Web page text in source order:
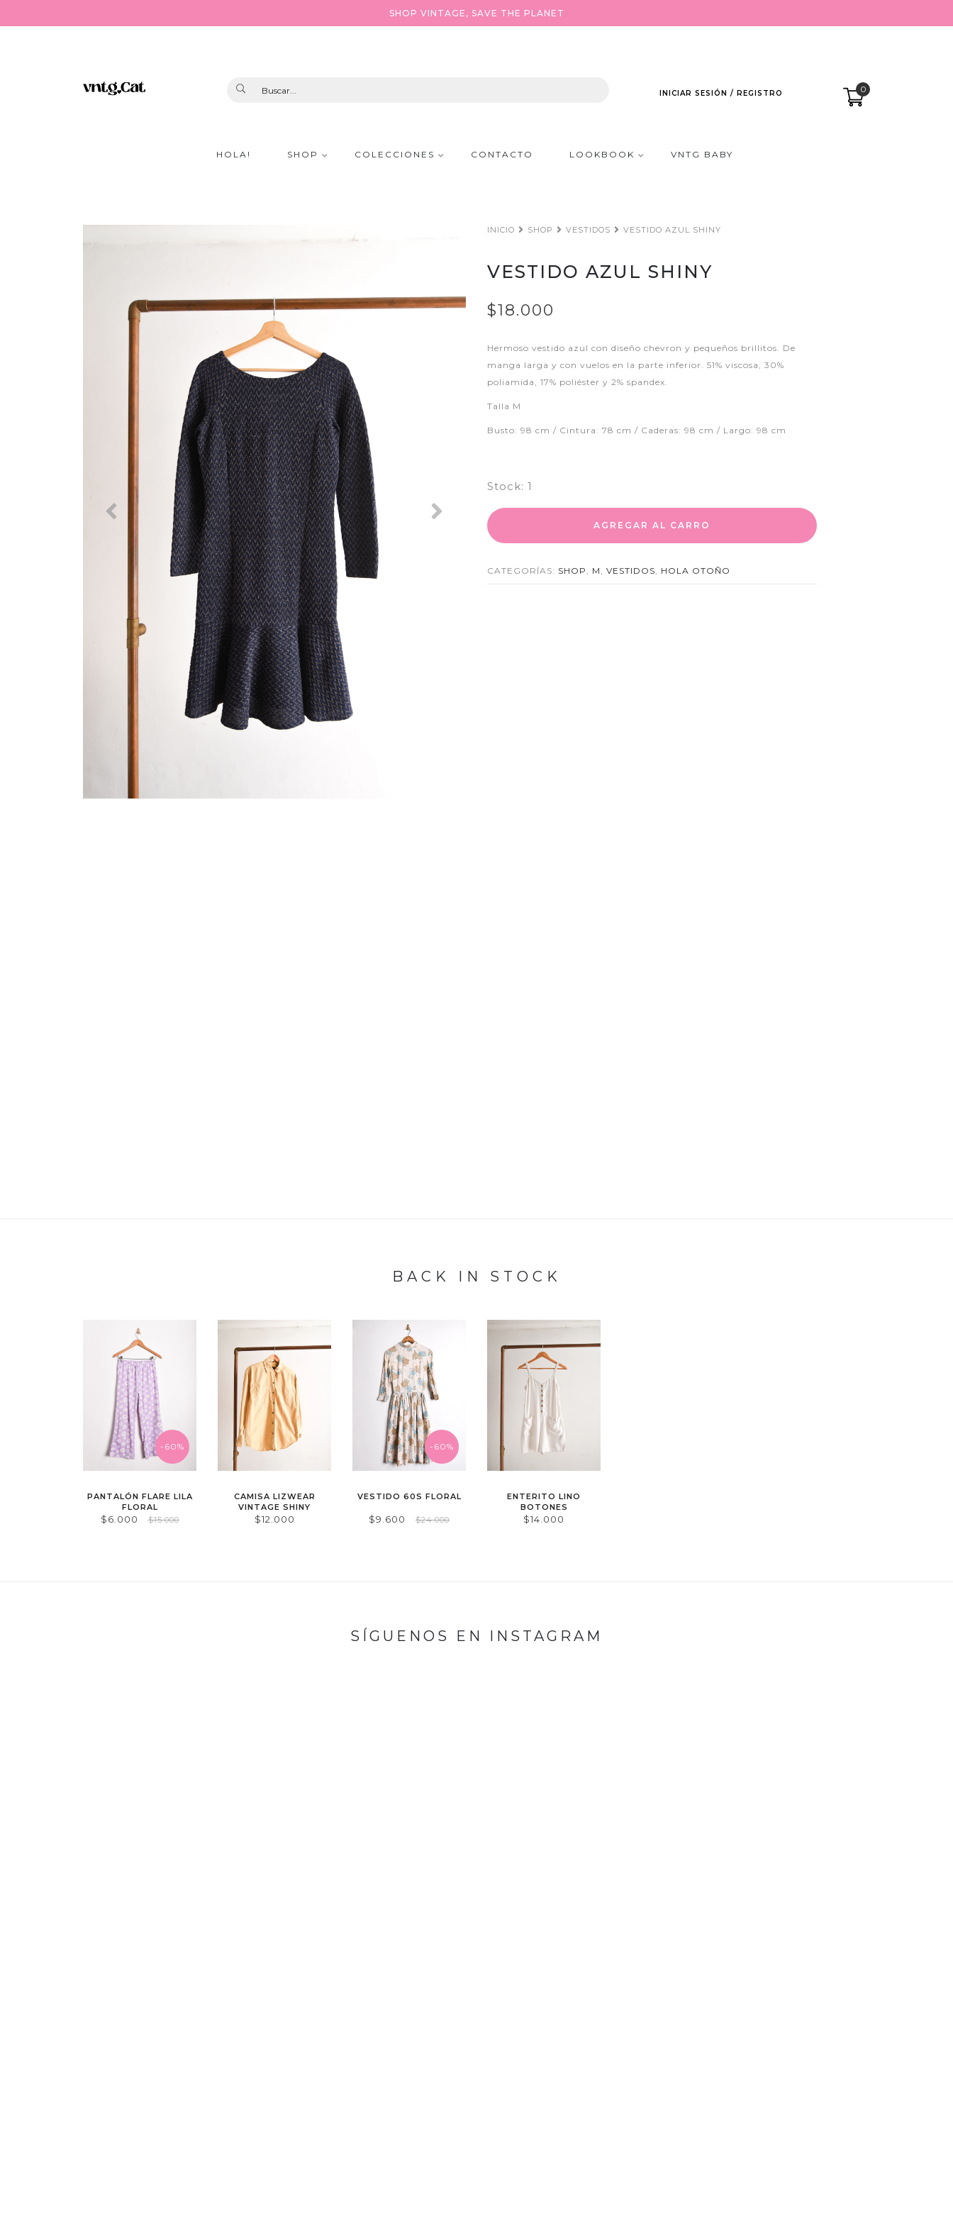
SHOP VINTAGE, SAVE THE PLANET
INICIAR SESIÓN / REGISTRO 0
HOLA! SHOP COLECCIONES CONTACTO LOOKBOOK VNTG BABY
Previous Next
INICIO SHOP VESTIDOS VESTIDO AZUL SHINY
VESTIDO AZUL SHINY
$18.000
Hermoso vestido azul con diseño chevron y pequeños brillitos. De
manga larga y con vuelos en la parte inferior. 51% viscosa, 30%
poliamida, 17% poliéster y 2% spandex.
Talla M
Busto: 98 cm / Cintura: 78 cm / Caderas: 98 cm / Largo: 98 cm
Stock: 1
AGREGAR AL CARRO
CATEGORÍAS: SHOP M VESTIDOS HOLA OTOÑO
BACK IN STOCK
-60%
PANTALÓN FLARE LILA
FLORAL
$6.000 $15.000
CAMISA LIZWEAR
VINTAGE SHINY
$12.000
-60%
VESTIDO 60S FLORAL
$9.600 $24.000
ENTERITO LINO
BOTONES
$14.000
SÍGUENOS EN INSTAGRAM